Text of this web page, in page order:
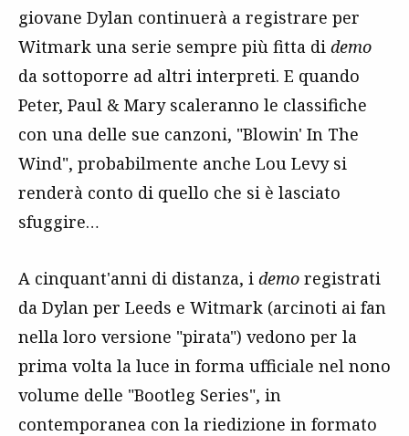
giovane Dylan continuerà a registrare per
Witmark una serie sempre più fitta di demo
da sottoporre ad altri interpreti. E quando
Peter, Paul & Mary scaleranno le classifiche
con una delle sue canzoni, "Blowin' In The
Wind", probabilmente anche Lou Levy si
renderà conto di quello che si è lasciato
sfuggire…
A cinquant'anni di distanza, i demo registrati
da Dylan per Leeds e Witmark (arcinoti ai fan
nella loro versione "pirata") vedono per la
prima volta la luce in forma ufficiale nel nono
volume delle "Bootleg Series", in
contemporanea con la riedizione in formato